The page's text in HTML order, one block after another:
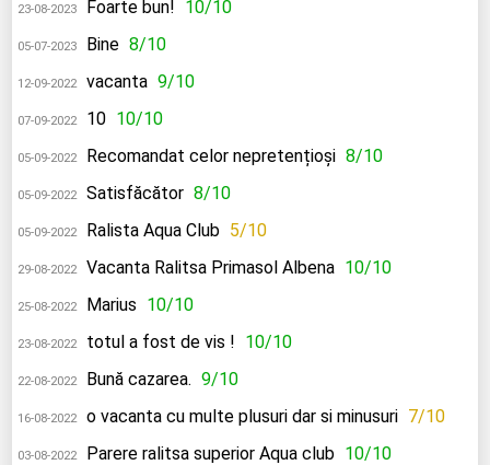
23-08-2023 Foarte bun! 10/10
05-07-2023 Bine 8/10
12-09-2022 vacanta 9/10
07-09-2022 10 10/10
05-09-2022 Recomandat celor nepretențioși 8/10
05-09-2022 Satisfăcător 8/10
05-09-2022 Ralista Aqua Club 5/10
29-08-2022 Vacanta Ralitsa Primasol Albena 10/10
25-08-2022 Marius 10/10
23-08-2022 totul a fost de vis ! 10/10
22-08-2022 Bună cazarea. 9/10
16-08-2022 o vacanta cu multe plusuri dar si minusuri 7/10
03-08-2022 Parere ralitsa superior Aqua club 10/10